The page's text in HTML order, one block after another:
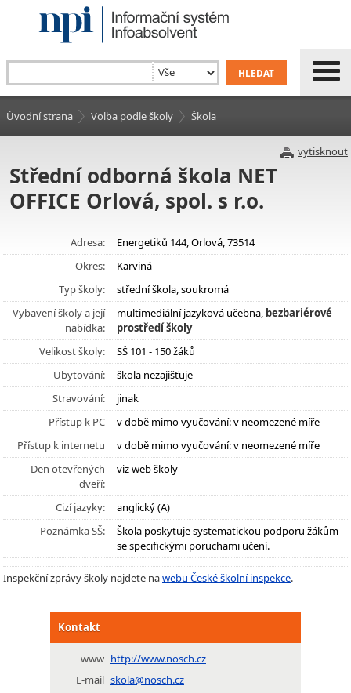
Úvodní strana Volba podle školy Škola
vytisknout
Střední odborná škola NET
OFFICE Orlová, spol. s r.o.
Adresa:
Energetiků 144, Orlová, 73514
Okres:
Karviná
Typ školy:
střední škola, soukromá
Vybavení školy a její
nabídka:
multimediální jazyková učebna, bezbariérové
prostředí školy
Velikost školy:
SŠ 101 - 150 žáků
Ubytování:
škola nezajišťuje
Stravování:
jinak
Přístup k PC
v době mimo vyučování: v neomezené míře
Přístup k internetu
v době mimo vyučování: v neomezené míře
Den otevřených
dveří:
viz web školy
Cizí jazyky:
anglický (A)
Poznámka SŠ:
Škola poskytuje systematickou podporu žákům
se specifickými poruchami učení.
Inspekční zprávy školy najdete nawebu České školní inspekce.
Kontakt
www http://www.nosch.cz
E-mail skola@nosch.cz